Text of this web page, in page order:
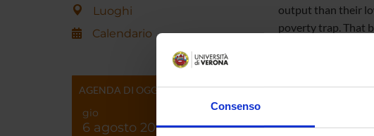
Consenso
Luoghi
Calendario
AGENDA DI OGGI
gio
6 agosto 2026
output than their
poverty trap. That
heterogeneous